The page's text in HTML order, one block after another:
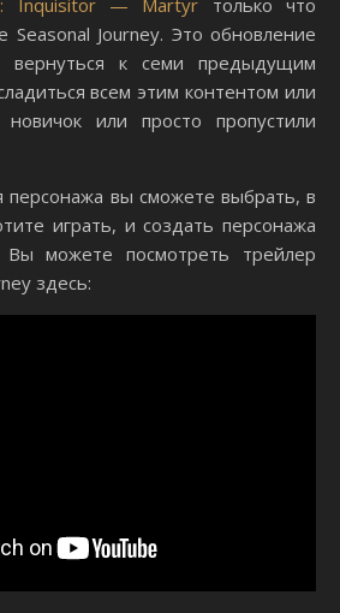
Inquisitor — Martyr только что
Seasonal Journey. Это обновление
вернуться к семи предыдущим
всем этим контентом или
или просто пропустили
персонажа вы сможете выбрать, в
играть, и создать персонажа
Вы можете посмотреть трейлер
здесь: